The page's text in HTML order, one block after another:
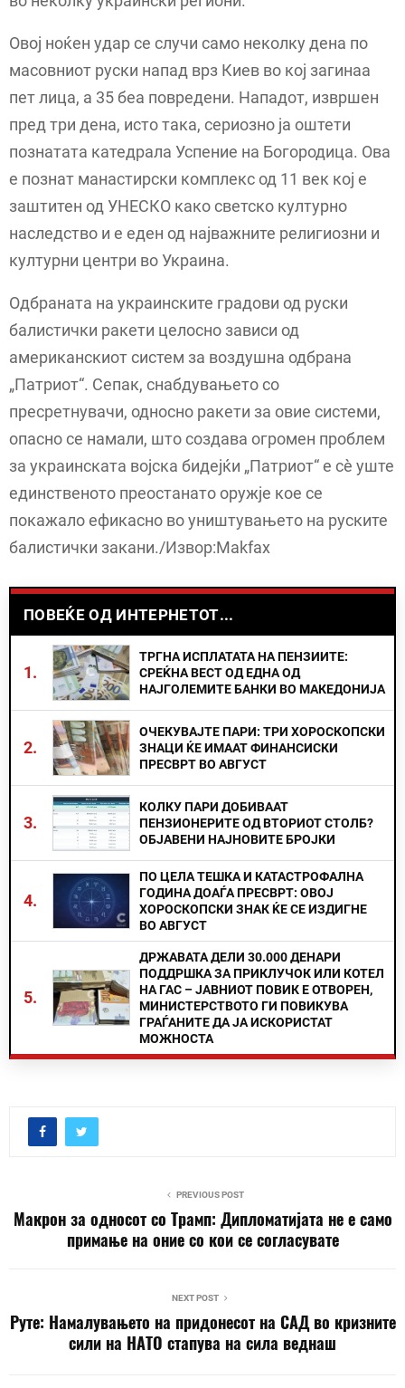
Овој ноќен удар се случи само неколку дена по
масовниот руски напад врз Киев во кој загинаа
пет лица, а 35 беа повредени. Нападот, извршен
пред три дена, исто така, сериозно ја оштети
познатата катедрала Успение на Богородица. Ова
е познат манастирски комплекс од 11 век кој е
заштитен од УНЕСКО како светско културно
наследство и е еден од најважните религиозни и
културни центри во Украина.
Одбраната на украинските градови од руски
балистички ракети целосно зависи од
американскиот систем за воздушна одбрана
„Патриот“. Сепак, снабдувањето со
пресретнувачи, односно ракети за овие системи,
опасно се намали, што создава огромен проблем
за украинската војска бидејќи „Патриот“ е сè уште
единственото преостанато оружје кое се
покажало ефикасно во уништувањето на руските
балистички закани./Извор:Makfax
ПОВЕЌЕ ОД ИНТЕРНЕТОТ...
1.
ТРГНА ИСПЛАТАТА НА ПЕНЗИИТЕ:
СРЕЌНА ВЕСТ ОД ЕДНА ОД
НАЈГОЛЕМИТЕ БАНКИ ВО МАКЕДОНИЈА
2.
ОЧЕКУВАЈТЕ ПАРИ: ТРИ ХОРОСКОПСКИ
ЗНАЦИ ЌЕ ИМААТ ФИНАНСИСКИ
ПРЕСВРТ ВО АВГУСТ
3.
КОЛКУ ПАРИ ДОБИВААТ
ПЕНЗИОНЕРИТЕ ОД ВТОРИОТ СТОЛБ?
ОБЈАВЕНИ НАЈНОВИТЕ БРОЈКИ
4.
ПО ЦЕЛА ТЕШКА И КАТАСТРОФАЛНА
ГОДИНА ДОАЃА ПРЕСВРТ: ОВОЈ
ХОРОСКОПСКИ ЗНАК ЌЕ СЕ ИЗДИГНЕ
ВО АВГУСТ
5.
ДРЖАВАТА ДЕЛИ 30.000 ДЕНАРИ
ПОДДРШКА ЗА ПРИКЛУЧОК ИЛИ КОТЕЛ
НА ГАС – ЈАВНИОТ ПОВИК Е ОТВОРЕН,
МИНИСТЕРСТВОТО ГИ ПОВИКУВА
ГРАЃАНИТЕ ДА ЈА ИСКОРИСТАТ
МОЖНОСТА
PREVIOUS POST
Макрон за односот со Трамп: Дипломатијата не е само
примање на оние со кои се согласувате
NEXT POST
Руте: Намалувањето на придонесот на САД во кризните
сили на НАТО стапува на сила веднаш